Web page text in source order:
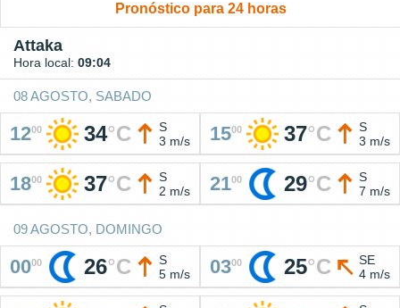
Pronóstico para 24 horas
Attaka
Hora local: 09:04
08 AGOSTO, SABADO
1200 34°C
S
3 m/s
1500 37°C
S
3 m/s
1800 37°C
S
2 m/s
2100 29°C
S
7 m/s
09 AGOSTO, DOMINGO
0000 26°C
S
5 m/s
0300 25°C
SE
4 m/s